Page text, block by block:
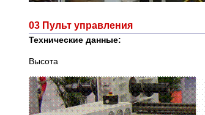
03 Пульт управления
Технические данные:
Высота около